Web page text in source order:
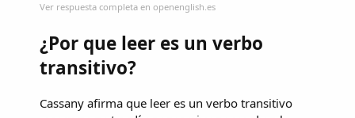
Ver respuesta completa en openenglish.es
¿Por que leer es un verbo
transitivo?
Cassany afirma que leer es un verbo transitivo